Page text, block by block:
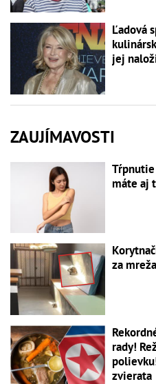
Ľadová
jej
ZAUJÍMAVOSTI
máte aj
za
rady!
zvierata